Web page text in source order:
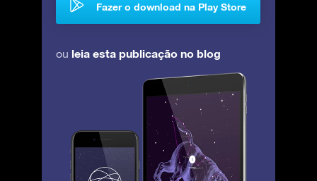
Fazer o download na Play Store
ou leia esta publicação no blog